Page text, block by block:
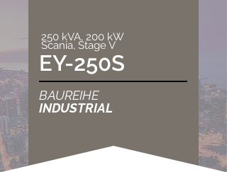
250 kVA, 200 kW
Scania, Stage V
EY-250S
BAUREIHE
INDUSTRIAL